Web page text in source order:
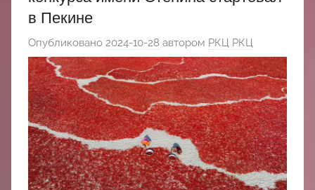
斯
文
化
中
心
в Пекине
Опубликовано 2024-10-28 автором РКЦ РКЦ